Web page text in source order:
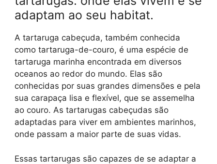
adaptam ao seu habitat.
A tartaruga cabeçuda, também conhecida
como tartaruga-de-couro, é uma espécie de
tartaruga marinha encontrada em diversos
oceanos ao redor do mundo. Elas são
conhecidas por suas grandes dimensões e pela
sua carapaça lisa e flexível, que se assemelha
ao couro. As tartarugas cabeçudas são
adaptadas para viver em ambientes marinhos,
onde passam a maior parte de suas vidas.
Essas tartarugas são capazes de se adaptar a